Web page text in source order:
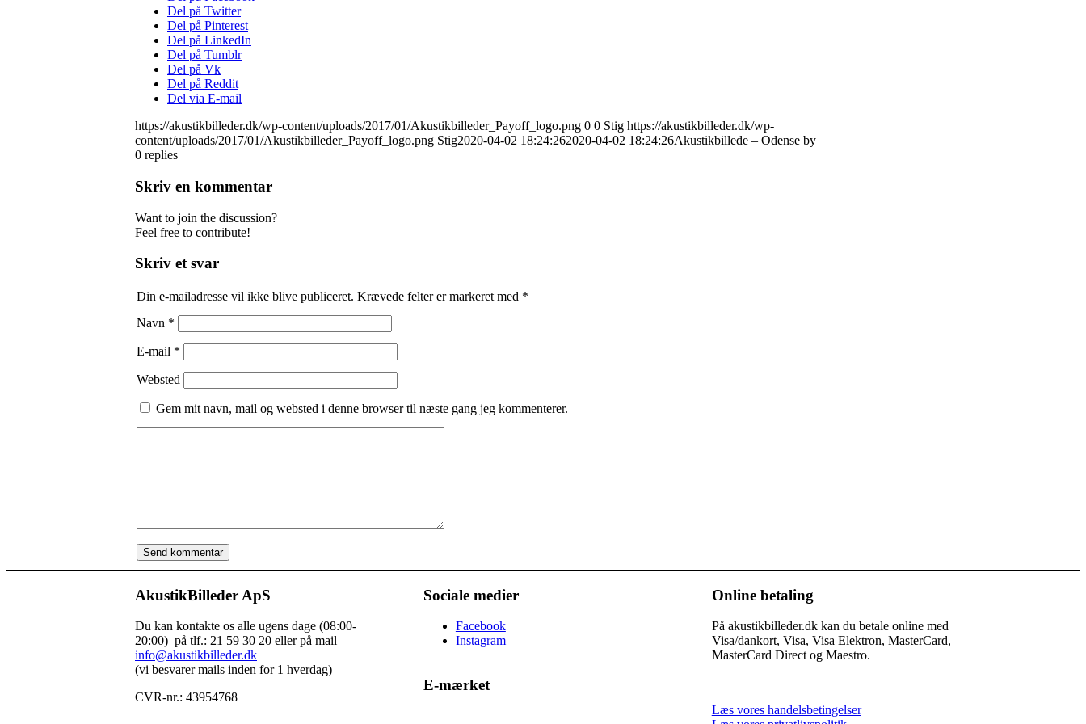
Del på Twitter
Del på Pinterest
Del på LinkedIn
Del på Tumblr
Del på Vk
Del på Reddit
Del via E-mail
https://akustikbilleder.dk/wp-content/uploads/2017/01/Akustikbilleder_Payoff_logo.png 0 0 Stig https://akustikbilleder.dk/wp-
content/uploads/2017/01/Akustikbilleder_Payoff_logo.png Stig2020-04-02 18:24:262020-04-02 18:24:26Akustikbillede – Odense by
0 replies
Skriv en kommentar
Want to join the discussion?
Feel free to contribute!
Skriv et svar
Din e-mailadresse vil ikke blive publiceret. Krævede felter er markeret med *
Navn *
E-mail *
Websted
Gem mit navn, mail og websted i denne browser til næste gang jeg kommenterer.
AkustikBilleder ApS
Du kan kontakte os alle ugens dage (08:00-
20:00) på tlf.: 21 59 30 20 eller på mail
info@akustikbilleder.dk
(vi besvarer mails inden for 1 hverdag)
CVR-nr.: 43954768
Sociale medier
Facebook
Instagram
E-mærket
Online betaling
På akustikbilleder.dk kan du betale online med
Visa/dankort, Visa, Visa Elektron, MasterCard,
MasterCard Direct og Maestro.
Læs vores handelsbetingelser